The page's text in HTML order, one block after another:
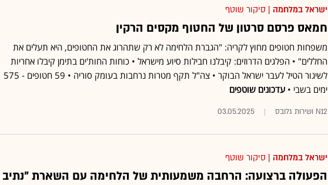
ישראל במלחמה | סיקור שוטף
חמאס פרסם סרטון של החטוף מקסים הרקין
משפחות חטופים מחוץ לקריה: "הגברת הלחימה לא רק שתהרוג את החטופים, היא תעלים את
החללים" • הפלגים הדרוזים: קיבלנו חבילות סיוע מישראל • כוחות החות'ים בתימן קיבלו אחריות
לשיגור הטיל לעבר ישראל הבוקר • צה"ל תקף מטרות נרחבות בעומק סוריה • 59 חטופים - 575
ימים בשבי • עדכונים שוטפים
N12 ושירות גלובס 03.05.2025
ישראל במלחמה | סיקור שוטף
הפעולה ברצועה: הרחבה משמעותית של הלחימה עם השארת "נתיב